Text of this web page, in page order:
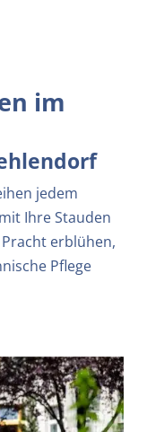
im
jedem
Ihre Stauden
erblühen,
Pflege